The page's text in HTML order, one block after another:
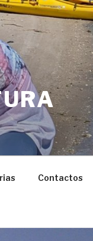
Contactos